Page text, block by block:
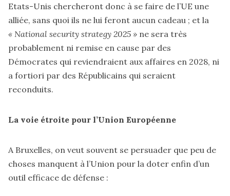
Etats-Unis chercheront donc à se faire de l’UE une
alliée, sans quoi ils ne lui feront aucun cadeau ; et la
« National security strategy 2025 » ne sera très
probablement ni remise en cause par des
Démocrates qui reviendraient aux affaires en 2028, ni
a fortiori par des Républicains qui seraient
reconduits.
La voie étroite pour l’Union Européenne
A Bruxelles, on veut souvent se persuader que peu de
choses manquent à l’Union pour la doter enfin d’un
outil efficace de défense :